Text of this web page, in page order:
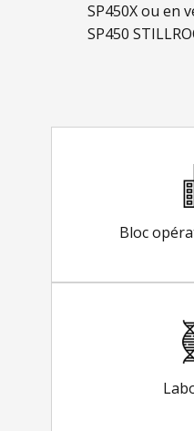
SP450X ou en
SP450
Bloc